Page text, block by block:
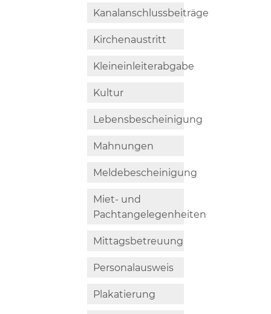
Kanalanschlussbeiträge
Kirchenaustritt
Kleineinleiterabgabe
Kultur
Lebensbescheinigung
Mahnungen
Meldebescheinigung
Miet- und
Pachtangelegenheiten
Mittagsbetreuung
Personalausweis
Plakatierung